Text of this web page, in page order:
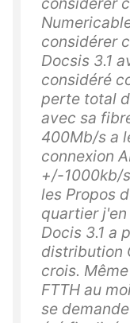
considérer
Docsis 3.1
considéré
perte total
avec sa
400Mb/s a
connexion
+/-1000kb/
les Propos
quartier
Docis 3.1 a
distribution
crois.
FTTH au
se